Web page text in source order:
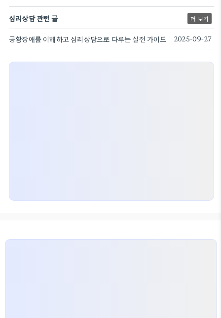
심리상담 관련 글 더 보기
공황장애를 이해하고 심리상담으로 다루는 실전 가이드 2025-09-27